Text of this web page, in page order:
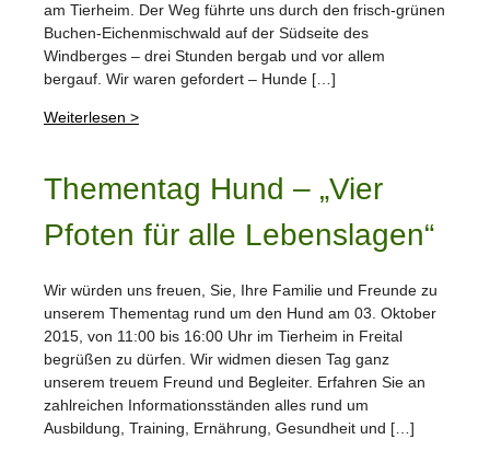
am Tierheim. Der Weg führte uns durch den frisch-grünen
Buchen-Eichenmischwald auf der Südseite des
Windberges – drei Stunden bergab und vor allem
bergauf. Wir waren gefordert – Hunde […]
Weiterlesen >
Thementag Hund – „Vier
Pfoten für alle Lebenslagen“
Wir würden uns freuen, Sie, Ihre Familie und Freunde zu
unserem Thementag rund um den Hund am 03. Oktober
2015, von 11:00 bis 16:00 Uhr im Tierheim in Freital
begrüßen zu dürfen. Wir widmen diesen Tag ganz
unserem treuem Freund und Begleiter. Erfahren Sie an
zahlreichen Informationsständen alles rund um
Ausbildung, Training, Ernährung, Gesundheit und […]